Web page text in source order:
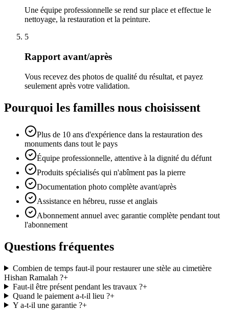
Une équipe professionnelle se rend sur place et effectue le
nettoyage, la restauration et la peinture.
5
Rapport avant/après
Vous recevez des photos de qualité du résultat, et payez
seulement après votre validation.
Pourquoi les familles nous choisissent
Plus de 10 ans d'expérience dans la restauration des
monuments dans tout le pays
Équipe professionnelle, attentive à la dignité du défunt
Produits spécialisés qui n'abîment pas la pierre
Documentation photo complète avant/après
Assistance en hébreu, russe et anglais
Abonnement annuel avec garantie complète pendant tout
l'abonnement
Questions fréquentes
Combien de temps faut-il pour restaurer une stèle au cimetière
Hishan Ramalah ?+
Faut-il être présent pendant les travaux ?+
Quand le paiement a-t-il lieu ?+
Y a-t-il une garantie ?+